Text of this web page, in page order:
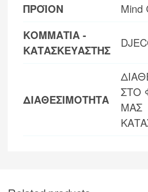
ΠΡΟΪΟΝ
Mind
ΚΟΜΜΑΤΙΑ -
ΚΑΤΑΣΚΕΥΑΣΤΗΣ
ΔΙΑΘΕΣΙΜΟΤΗΤΑ
ΣΤΟ
ΜΑΣ